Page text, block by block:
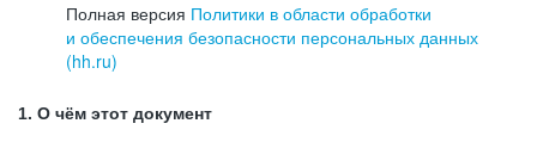
Полная версия Политики в области обработки
и обеспечения безопасности персональных данных
(hh.ru)
1. О чём этот документ